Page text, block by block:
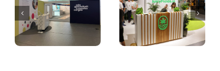
Messestand
Oda
Messestand
Cannatrade